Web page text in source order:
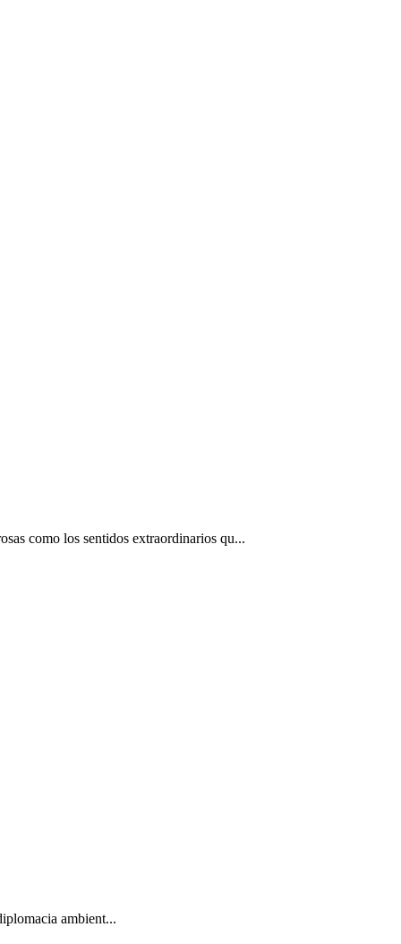
como los sentidos extraordinarios qu...
ambient...